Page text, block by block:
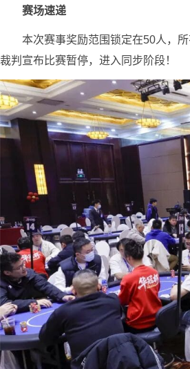
赛场速递
本次赛事奖励范围锁定在50人，
裁判宣布比赛暂停，进入同步阶段！